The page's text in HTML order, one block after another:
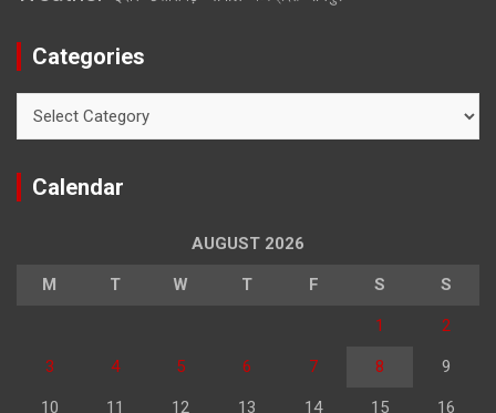
Categories
Calendar
AUGUST 2026
M T W T F S S
1 2
3 4 5 6 7 8 9
10 11 12 13 14 15 16